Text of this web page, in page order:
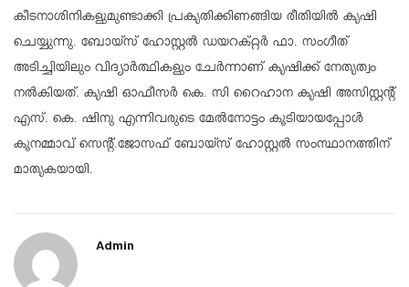
കീടനാശിനികളുമുണ്ടാക്കി പ്രകൃതിക്കിണങ്ങിയ രീതിയിൽ കൃഷി
ചെയ്യുന്നു. ബോയ്സ് ഹോസ്റ്റൽ ഡയറക്റ്റർ ഫാ. സംഗീത്
അടിച്ചിയിലും വിദ്യാർത്ഥികളും ചേർന്നാണ് കൃഷിക്ക് നേതൃത്വം
നൽകിയത്. കൃഷി ഓഫീസർ കെ. സി റൈഹാന കൃഷി അസിസ്റ്റൻ്റ്
എസ്. കെ. ഷിനു എന്നിവരുടെ മേൽനോട്ടം കൂടിയായപ്പോൾ
കൂനമ്മാവ് സെന്റ്.ജോസഫ് ബോയ്സ് ഹോസ്റ്റൽ സംസ്ഥാനത്തിന്
മാതൃകയായി.
Admin